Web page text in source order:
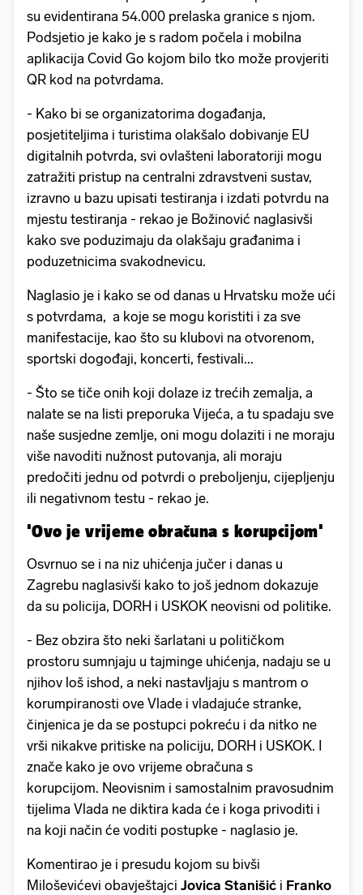
su evidentirana 54.000 prelaska granice s njom.
Podsjetio je kako je s radom počela i mobilna
aplikacija Covid Go kojom bilo tko može provjeriti
QR kod na potvrdama.
- Kako bi se organizatorima događanja,
posjetiteljima i turistima olakšalo dobivanje EU
digitalnih potvrda, svi ovlašteni laboratoriji mogu
zatražiti pristup na centralni zdravstveni sustav,
izravno u bazu upisati testiranja i izdati potvrdu na
mjestu testiranja - rekao je Božinović naglasivši
kako sve poduzimaju da olakšaju građanima i
poduzetnicima svakodnevicu.
Naglasio je i kako se od danas u Hrvatsku može ući
s potvrdama, a koje se mogu koristiti i za sve
manifestacije, kao što su klubovi na otvorenom,
sportski dogođaji, koncerti, festivali...
- Što se tiče onih koji dolaze iz trećih zemalja, a
nalate se na listi preporuka Vijeća, a tu spadaju sve
naše susjedne zemlje, oni mogu dolaziti i ne moraju
više navoditi nužnost putovanja, ali moraju
predočiti jednu od potvrdi o preboljenju, cijepljenju
ili negativnom testu - rekao je.
'Ovo je vrijeme obračuna s korupcijom'
Osvrnuo se i na niz uhićenja jučer i danas u
Zagrebu naglasivši kako to još jednom dokazuje
da su policija, DORH i USKOK neovisni od politike.
- Bez obzira što neki šarlatani u političkom
prostoru sumnjaju u tajminge uhićenja, nadaju se u
njihov loš ishod, a neki nastavljaju s mantrom o
korumpiranosti ove Vlade i vladajuće stranke,
činjenica je da se postupci pokreću i da nitko ne
vrši nikakve pritiske na policiju, DORH i USKOK. I
znače kako je ovo vrijeme obračuna s
korupcijom. Neovisnim i samostalnim pravosudnim
tijelima Vlada ne diktira kada će i koga privoditi i
na koji način će voditi postupke - naglasio je.
Komentirao je i presudu kojom su bivši
Miloševićevi obavještajci Jovica Stanišić i Franko